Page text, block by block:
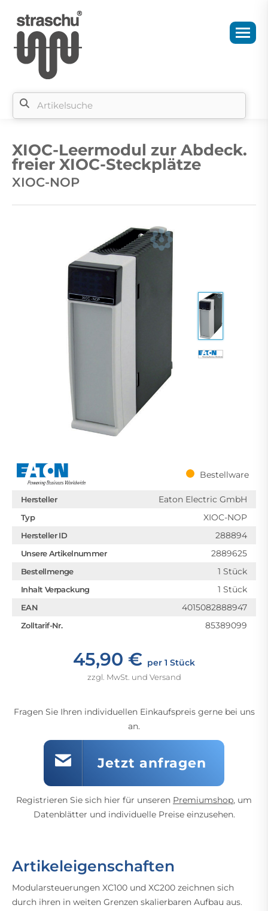
XIOC-Leermodul zur Abdeck.
freier XIOC-Steckplätze
XIOC-NOP
Bestellware
Hersteller Eaton Electric GmbH
Typ XIOC-NOP
Hersteller ID 288894
Unsere Artikelnummer 2889625
Bestellmenge 1 Stück
Inhalt Verpackung 1 Stück
EAN 4015082888947
Zolltarif-Nr. 85389099
45,90 € per 1 Stück
zzgl. MwSt. und Versand
Fragen Sie Ihren individuellen Einkaufspreis gerne bei uns
an.
Jetzt anfragen
Registrieren Sie sich hier für unseren Premiumshop, um
Datenblätter und individuelle Preise einzusehen.
Artikeleigenschaften
Modularsteuerungen XC100 und XC200 zeichnen sich
durch ihren in weiten Grenzen skalierbaren Aufbau aus.